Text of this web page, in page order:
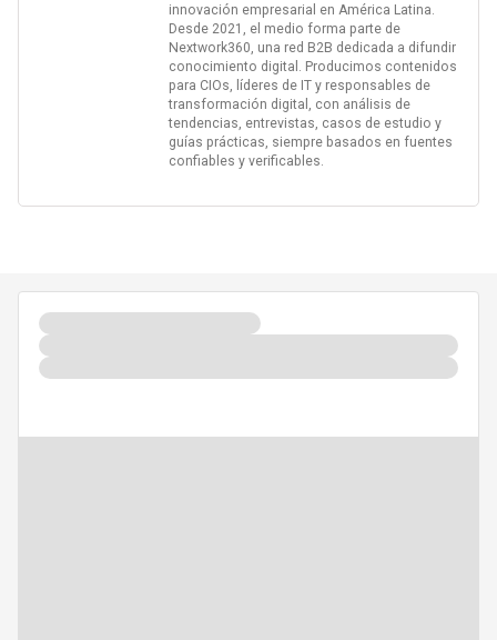
innovación empresarial en América Latina.
Desde 2021, el medio forma parte de
Nextwork360, una red B2B dedicada a difundir
conocimiento digital. Producimos contenidos
para CIOs, líderes de IT y responsables de
transformación digital, con análisis de
tendencias, entrevistas, casos de estudio y
guías prácticas, siempre basados en fuentes
confiables y verificables.